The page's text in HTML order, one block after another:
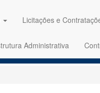
Licitações e
Administrativa